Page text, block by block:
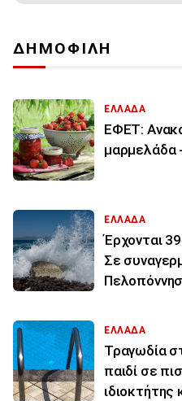
ΔΗΜΟΦΙΛΗ
ΕΛΛΑΔΑ
ΕΦΕΤ:
μαρμελάδα
ΕΛΛΑΔΑ
Έρχονται
Σε
ΕΛΛΑΔΑ
Τραγωδία
παιδί σε
ιδιοκτήτης